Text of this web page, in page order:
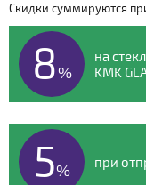
Скидки суммируются
8%
на
KMK
5% при